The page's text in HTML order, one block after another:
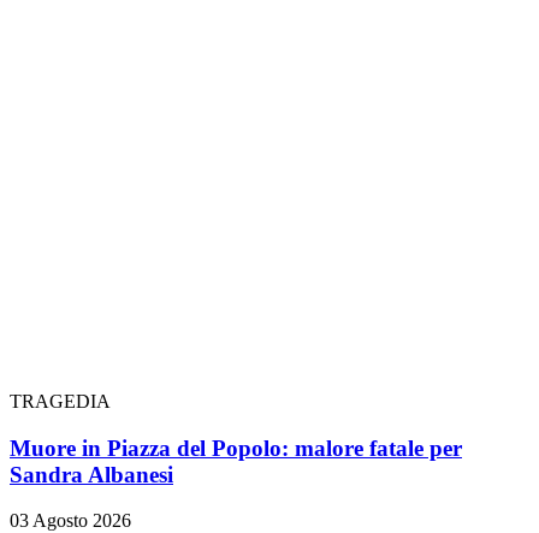
TRAGEDIA
Muore in Piazza del Popolo: malore fatale per
Sandra Albanesi
03 Agosto 2026